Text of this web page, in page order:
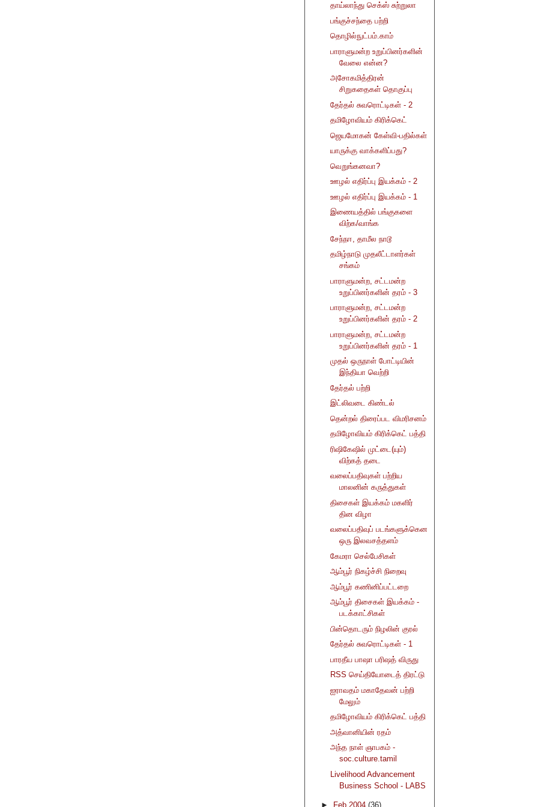
தாய்லாந்து செக்ஸ் சுற்றுலா
பங்குச்சந்தை பற்றி
தொழில்நுட்பம்.காம்
பாராளுமன்ற உறுப்பினர்களின்
வேலை என்ன?
அசோகமித்திரன்
சிறுகதைகள் தொகுப்பு
தேர்தல் சுவரொட்டிகள் - 2
தமிழோவியம் கிரிக்கெட்
ஜெயமோகன் கேள்வி-பதில்கள்
யாருக்கு வாக்களிப்பது?
வெறுங்கனவா?
ஊழல் எதிர்ப்பு இயக்கம் - 2
ஊழல் எதிர்ப்பு இயக்கம் - 1
இணையத்தில் பங்குகளை
விற்க/வாங்க
சேந்நஈ, தாமீல நாடூ
தமிழ்நாடு முதலீட்டாளர்கள்
சங்கம்
பாராளுமன்ற, சட்டமன்ற
உறுப்பினர்களின் தரம் - 3
பாராளுமன்ற, சட்டமன்ற
உறுப்பினர்களின் தரம் - 2
பாராளுமன்ற, சட்டமன்ற
உறுப்பினர்களின் தரம் - 1
முதல் ஒருநாள் போட்டியின்
இந்தியா வெற்றி
தேர்தல் பற்றி
இட்லிவடை கிண்டல்
தென்றல் திரைப்பட விமரிசனம்
தமிழோவியம் கிரிக்கெட் பத்தி
ரிஷிகேஷில் முட்டை(யும்)
விற்கத் தடை
வலைப்பதிவுகள் பற்றிய
மாலனின் கருத்துகள்
திசைகள் இயக்கம் மகளிர்
தின விழா
வலைப்பதிவுப் படங்களுக்கென
ஒரு இலவசத்தளம்
கேமரா செல்பேசிகள்
ஆம்பூர் நிகழ்ச்சி நிறைவு
ஆம்பூர் கணினிப்பட்டறை
ஆம்பூர் திசைகள் இயக்கம் -
படக்காட்சிகள்
பின்தொடரும் நிழலின் குரல்
தேர்தல் சுவரொட்டிகள் - 1
பாரதீய பாஷா பரிஷத் விருது
RSS செய்தியோடைத் திரட்டு
ஐராவதம் மகாதேவன் பற்றி
மேலும்
தமிழோவியம் கிரிக்கெட் பத்தி
அத்வானியின் ரதம்
அந்த நாள் ஞாபகம் -
soc.culture.tamil
Livelihood Advancement
Business School - LABS
► Feb 2004 (36)